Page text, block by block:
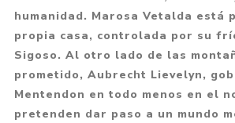
humanidad. Marosa Vetalda está
propia casa, controlada por su
Sigoso. Al otro lado de las
prometido, Aubrecht Lievelyn,
Mentendon en todo menos en el
pretenden dar paso a un mundo